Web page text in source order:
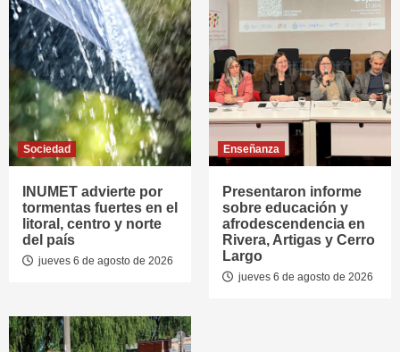
Sociedad
INUMET advierte por
tormentas fuertes en el
litoral, centro y norte
del país
jueves 6 de agosto de 2026
Enseñanza
Presentaron informe
sobre educación y
afrodescendencia en
Rivera, Artigas y Cerro
Largo
jueves 6 de agosto de 2026